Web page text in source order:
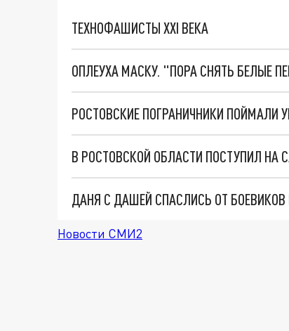
ТЕХНОФАШИСТЫ XXI ВЕКА
ОПЛЕУХА МАСКУ. "ПОРА СНЯТЬ БЕЛЫЕ
РОСТОВСКИЕ ПОГРАНИЧНИКИ ПОЙМАЛИ
В РОСТОВСКОЙ ОБЛАСТИ ПОСТУПИЛ
ДАНЯ С ДАШЕЙ СПАСЛИСЬ ОТ
Новости СМИ2